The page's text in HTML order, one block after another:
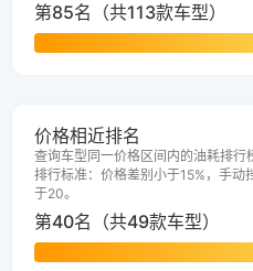
第85名（共113款车型）
价格相近排名
查询车型同一价格区间内的油耗排行
排行标准：价格差别小于15%，手动
于20。
第40名（共49款车型）